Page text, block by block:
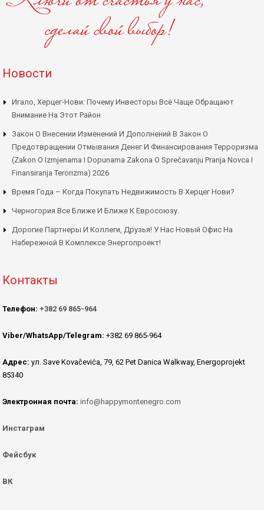
Новости
Игало, Херцег-Нови: Почему Инвесторы Всё Чаще Обращают
Внимание На Этот Район
Закон О Внесении Изменений И Дополнений В Закон О
Предотвращении Отмывания Денег И Финансирования Терроризма
(Zakon O Izmjenama I Dopunama Zakona O Sprečavanju Pranja Novca I
Finansiranja Terorizma) 2026
Время Года – Когда Покупать Недвижимость В Херцег Нови?
Черногория Все Ближе И Ближе К Евросоюзу.
Дорогие Партнеры И Коллеги, Друзья! У Нас Новый Офис На
Набережной В Комплексе Энергопроект!
Контакты
Телефон: +382 69 865-964
Viber/WhatsApp/Telegram: +382 69 865-964
Адрес: ул. Save Kovačevića, 79, 62 Pet Danica Walkway, Energoprojekt
85340
Электронная почта: info@happymontenegro.com
Инстаграм
Фейсбук
ВК